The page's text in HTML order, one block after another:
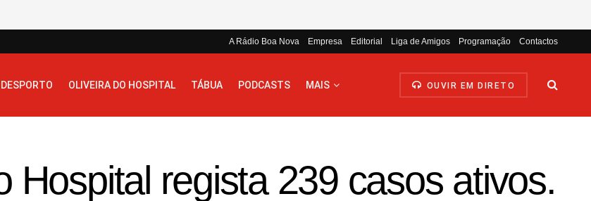
A Rádio Boa Nova Empresa Editorial Liga de Amigos Programação Contactos
DESPORTO OLIVEIRA DO HOSPITAL TÁBUA PODCASTS MAIS OUVIR EM DIRETO
Hospital regista 239 casos ativos.